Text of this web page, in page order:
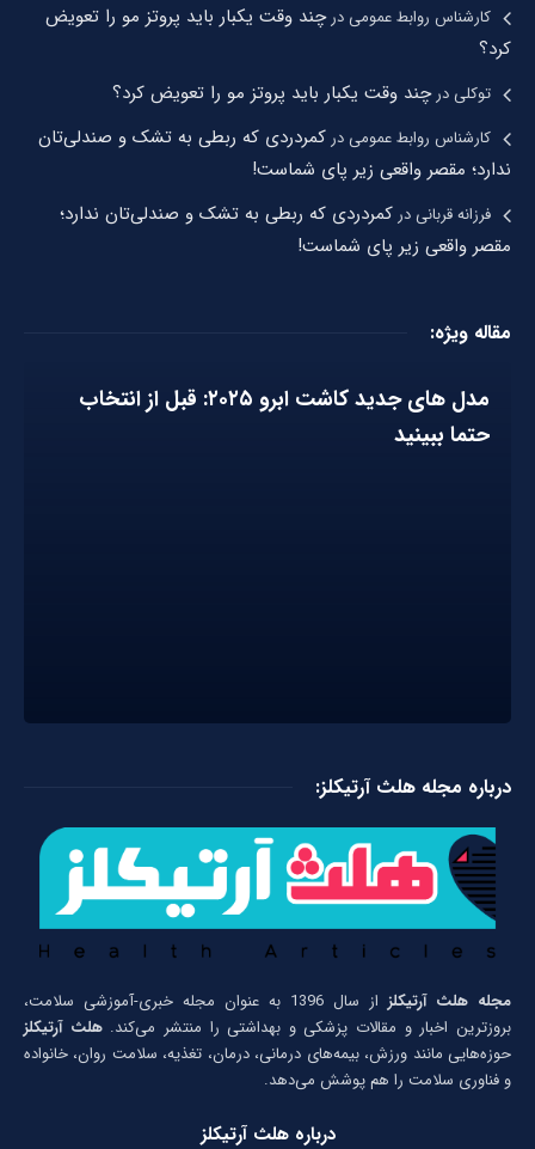
کارشناس روابط عمومیدرچند وقت یکبار باید پروتز مو را تعویض
کرد؟
توکلیدرچند وقت یکبار باید پروتز مو را تعویض کرد؟
کارشناس روابط عمومیدر کمردردی که ربطی به تشک و صندلی‌تان
ندارد؛ مقصر واقعی زیر پای شماست!
فرزانه قربانیدر کمردردی که ربطی به تشک و صندلی‌تان ندارد؛
مقصر واقعی زیر پای شماست!
مقاله ویژه:
مدل های جدید کاشت ابرو ۲۰۲۵: قبل از انتخاب
حتما ببینید
درباره مجله هلث آرتیکلز:
مجله هلث آرتیکلز
از سال 1396 به عنوان مجله خبری-آموزشی سلامت،
بروزترین اخبار و مقالات پزشکی و بهداشتی را منتشر می‌کند.هلث آرتیکلز
حوزه‌هایی مانند ورزش، بیمه‌های درمانی، درمان، تغذیه، سلامت روان، خانواده
و فناوری سلامت را هم پوشش می‌دهد.
درباره هلث آرتیکلز